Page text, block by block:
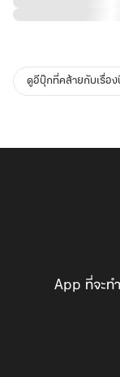
ดูอีบุ๊กที่คล้ายกับเรื่อ
App ที่จะท